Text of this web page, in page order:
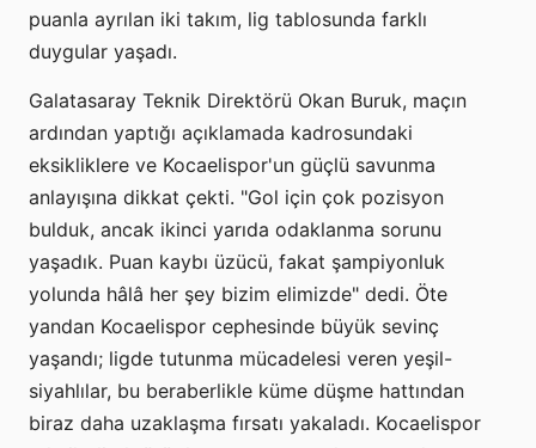
puanla ayrılan iki takım, lig tablosunda farklı
duygular yaşadı.
Galatasaray Teknik Direktörü Okan Buruk, maçın
ardından yaptığı açıklamada kadrosundaki
eksikliklere ve Kocaelispor'un güçlü savunma
anlayışına dikkat çekti. "Gol için çok pozisyon
bulduk, ancak ikinci yarıda odaklanma sorunu
yaşadık. Puan kaybı üzücü, fakat şampiyonluk
yolunda hâlâ her şey bizim elimizde" dedi. Öte
yandan Kocaelispor cephesinde büyük sevinç
yaşandı; ligde tutunma mücadelesi veren yeşil-
siyahlılar, bu beraberlikle küme düşme hattından
biraz daha uzaklaşma fırsatı yakaladı. Kocaelispor